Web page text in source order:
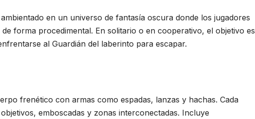
en un universo de fantasía oscura donde los jugadores
forma procedimental. En solitario o en cooperativo, el objetivo es
al Guardián del laberinto para escapar.
frenético con armas como espadas, lanzas y hachas. Cada
emboscadas y zonas interconectadas. Incluye